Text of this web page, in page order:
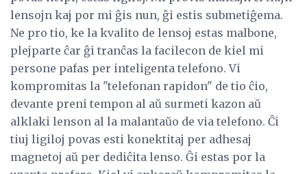
lensojn kaj por mi ĝis nun, ĝi estis submetiĝema.
Ne pro tio, ke la kvalito de lensoj estas malbone,
plejparte ĉar ĝi tranĉas la facilecon de kiel mi
persone pafas per inteligenta telefono. Vi
kompromitas la "telefonan rapidon" de tio ĉio,
devante preni tempon al aŭ surmeti kazon aŭ
alklaki lenson al la malantaŭo de via telefono. Ĉi
tiuj ligiloj povas esti konektitaj per adhesaj
magnetoj aŭ per dediĉita lenso. Ĝi estas por la